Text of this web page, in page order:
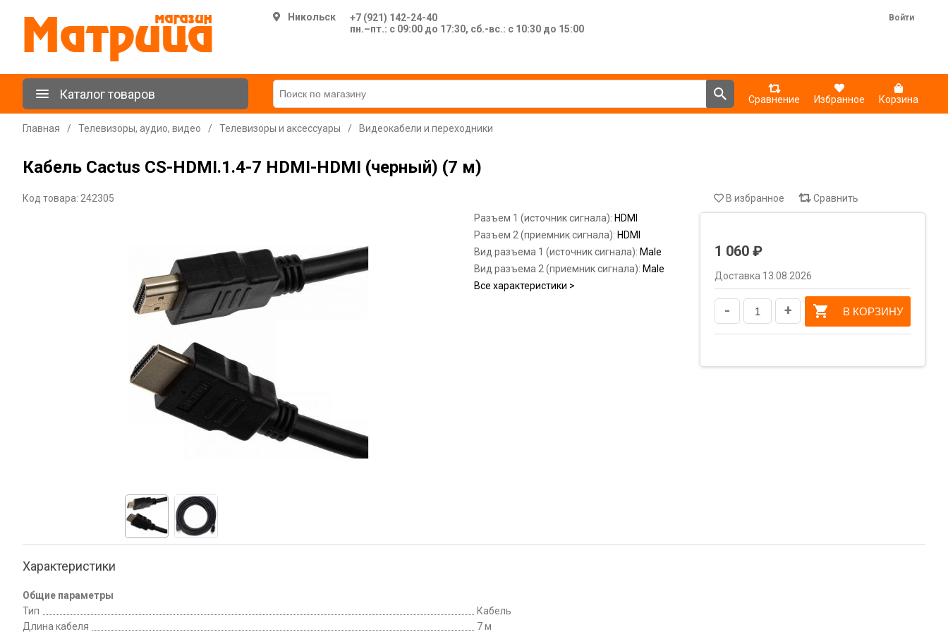
Никольск
+7 (921) 142-24-40
пн.–пт.: с 09:00 до 17:30, сб.-вс.: с 10:30 до 15:00
Войти
Каталог товаров Сравнение Избранное Корзина
Главная / Телевизоры, аудио, видео / Телевизоры и аксессуары / Видеокабели и переходники
Кабель Cactus CS-HDMI.1.4-7 HDMI-HDMI (черный) (7 м)
Код товара: 242305
Разъем 1 (источник сигнала): HDMI
Разъем 2 (приемник сигнала): HDMI
Вид разъема 1 (источник сигнала): Male
Вид разъема 2 (приемник сигнала): Male
Все характеристики >
В избранное Сравнить
1 060 ₽
Доставка 13.08.2026
- + В КОРЗИНУ
Характеристики
Общие параметры
Тип
Кабель
Длина кабеля
7 м